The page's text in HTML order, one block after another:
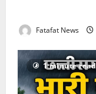
Fatafat News
1 minute read